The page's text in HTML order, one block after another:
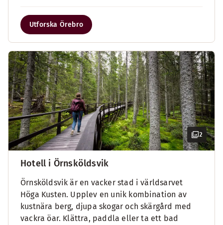
Utforska Örebro
2
Hotell i Örnsköldsvik
Örnsköldsvik är en vacker stad i världsarvet
Höga Kusten. Upplev en unik kombination av
kustnära berg, djupa skogar och skärgård med
vackra öar. Klättra, paddla eller ta ett bad